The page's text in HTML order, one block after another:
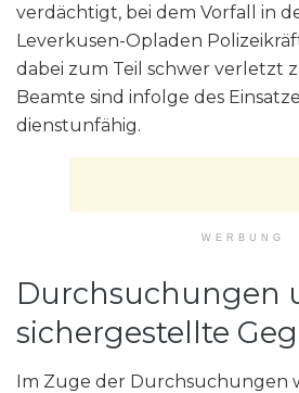
verdächtigt, bei dem Vorfall in
Leverkusen-Opladen
dabei zum Teil schwer verletzt
Beamte sind infolge des
dienstunfähig.
WERBUNG
Durchsuchungen
sichergestellte
Im Zuge der Durchsuchungen